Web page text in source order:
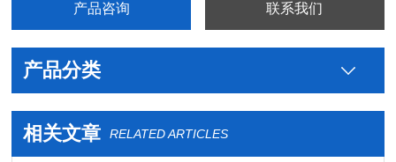
产品咨询 联系我们
产品分类
相关文章 RELATED ARTICLES